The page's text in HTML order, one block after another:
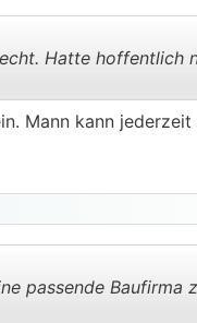
Hatte hoffentlich
Mann kann jederzeit
passende Baufirma